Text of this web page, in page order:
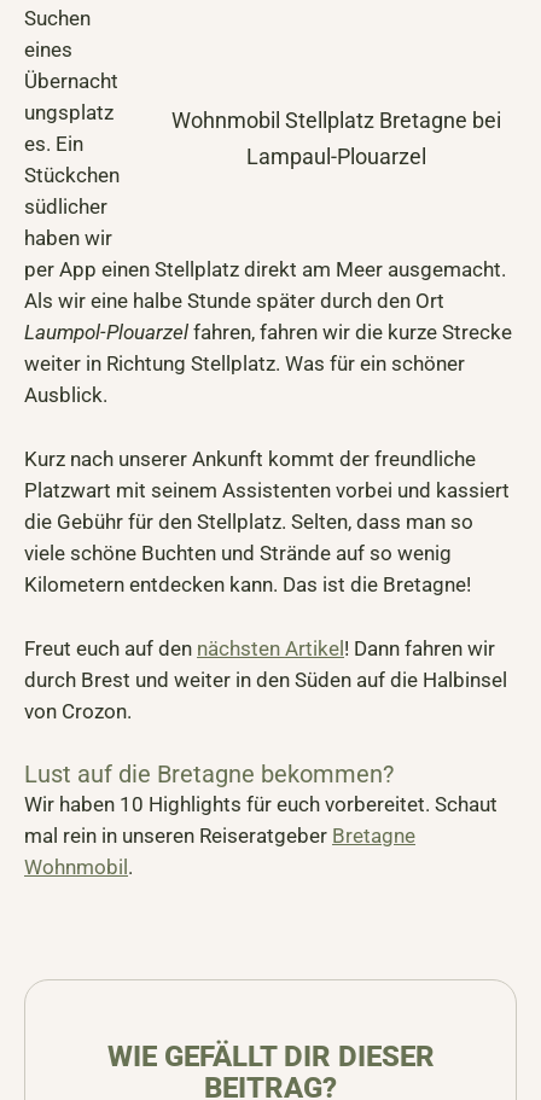
Wohnmobil Stellplatz Bretagne bei
Lampaul-Plouarzel
Suchen
eines
Übernacht
ungsplatz
es. Ein
Stückchen
südlicher
haben wir
per App einen Stellplatz direkt am Meer ausgemacht.
Als wir eine halbe Stunde später durch den Ort
Laumpol-Plouarzel fahren, fahren wir die kurze Strecke
weiter in Richtung Stellplatz. Was für ein schöner
Ausblick.
Kurz nach unserer Ankunft kommt der freundliche
Platzwart mit seinem Assistenten vorbei und kassiert
die Gebühr für den Stellplatz. Selten, dass man so
viele schöne Buchten und Strände auf so wenig
Kilometern entdecken kann. Das ist die Bretagne!
Freut euch auf den nächsten Artikel! Dann fahren wir
durch Brest und weiter in den Süden auf die Halbinsel
von Crozon.
Lust auf die Bretagne bekommen?
Wir haben 10 Highlights für euch vorbereitet. Schaut
mal rein in unseren Reiseratgeber Bretagne
Wohnmobil .
WIE GEFÄLLT DIR DIESER
BEITRAG?